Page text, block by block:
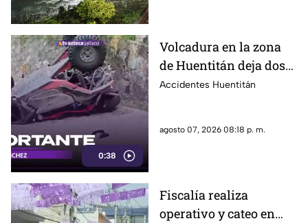
0:38
Volcadura en la zona
de Huentitán deja dos
personas heridas
Accidentes Huentitán
agosto 07, 2026 08:18 p. m.
Fiscalía realiza
operativo y cateo en